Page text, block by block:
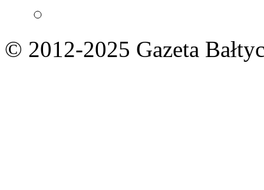
© 2012-2025 Gazeta